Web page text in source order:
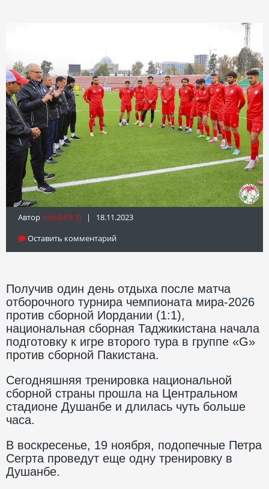
Автор Info@fft.tj | 18.11.2023
Оставить комментарий
Получив один день отдыха после матча
отборочного турнира чемпионата мира-2026
против сборной Иордании (1:1),
национальная сборная Таджикистана начала
подготовку к игре второго тура в группе «G»
против сборной Пакистана.
Сегодняшняя тренировка национальной
сборной страны прошла на Центральном
стадионе Душанбе и длилась чуть больше
часа.
В воскресенье, 19 ноября, подопечные Петра
Сегрта проведут еще одну тренировку в
Душанбе.